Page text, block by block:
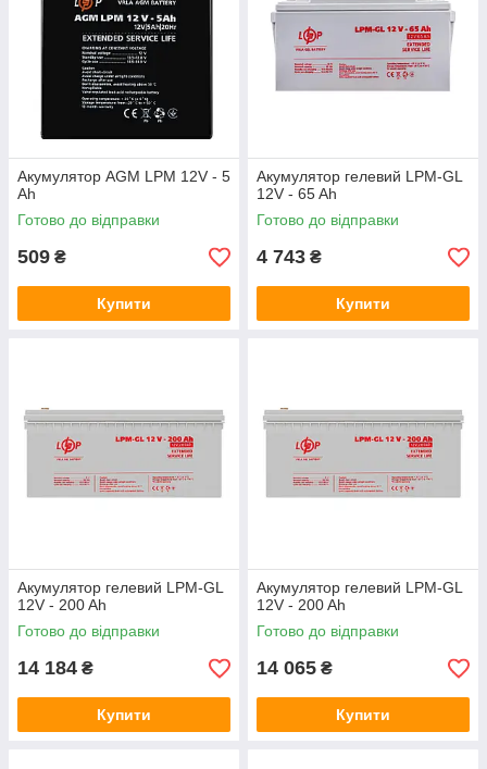
Акумулятор AGM LPM 12V - 5
Ah
Готово до відправки
509 ₴
Купити
Акумулятор гелевий LPM-GL
12V - 65 Ah
Готово до відправки
4 743 ₴
Купити
Акумулятор гелевий LPM-GL
12V - 200 Ah
Готово до відправки
14 184 ₴
Купити
Акумулятор гелевий LPM-GL
12V - 200 Ah
Готово до відправки
14 065 ₴
Купити